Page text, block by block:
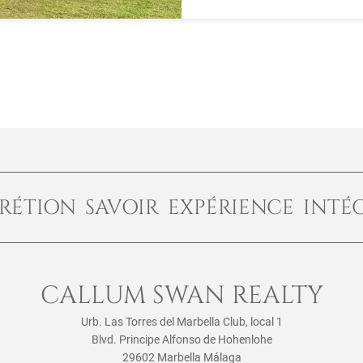
SAVOIR EXPÉRIENCE
CALLUM SWAN REALTY
Urb. Las Torres del Marbella Club, local 1
Blvd. Principe Alfonso de Hohenlohe
29602 Marbella Málaga